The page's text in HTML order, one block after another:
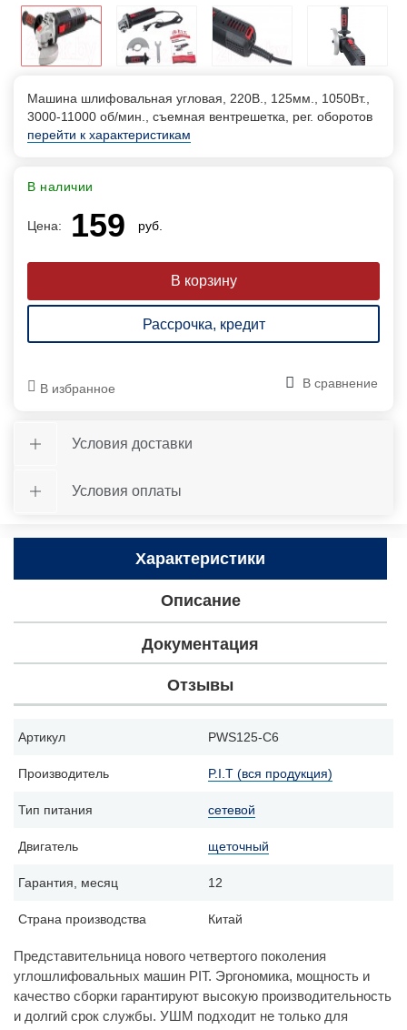
Машина шлифовальная угловая, 220В., 125мм., 1050Вт.,
3000-11000 об/мин., съемная вентрешетка, рег. оборотов
перейти к характеристикам
В наличии
Цена: 159 руб.
Рассрочка, кредит
В избранное В сравнение
Условия доставки
Условия оплаты
Характеристики
Описание
Документация
Отзывы
Артикул PWS125-C6
Производитель P.I.T (вся продукция)
Тип питания сетевой
Двигатель щеточный
Гарантия, месяц 12
Страна производства Китай
Представительница нового четвертого поколения
углошлифовальных машин PIT. Эргономика, мощность и
качество сборки гарантируют высокую производительность
и долгий срок службы. УШМ подходит не только для